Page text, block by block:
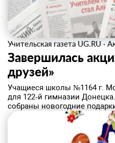
Учительская газета UG.RU ·
Завершилась
друзей»
Учащиеся школы №1164 г.
для 122‑й гимназии
собраны новогодние